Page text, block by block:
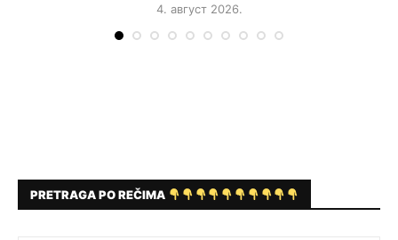
4. август 2026.
PRETRAGA PO REČIMA